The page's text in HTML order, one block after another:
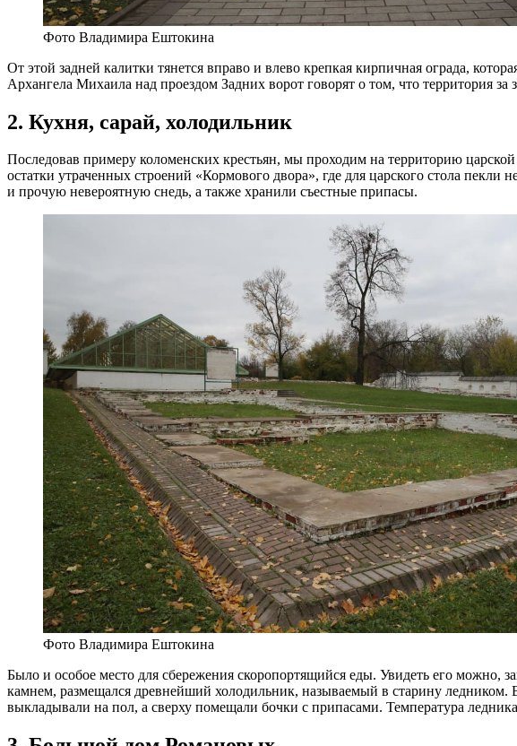
Фото Владимира Ештокина
От этой задней калитки тянется вправо и влево крепкая кирпичная ограда,
Архангела Михаила над проездом Задних ворот говорят о том, что территория
2. Кухня, сарай, холодильник
Последовав примеру коломенских крестьян, мы проходим на территорию
остатки утраченных строений «Кормового двора», где для царского стола
и прочую невероятную снедь, а также хранили съестные припасы.
Фото Владимира Ештокина
Было и особое место для сбережения скоропортящийся еды. Увидеть его можно,
камнем, размещался древнейший холодильник, называемый в старину
выкладывали на пол, а сверху помещали бочки с припасами. Температура